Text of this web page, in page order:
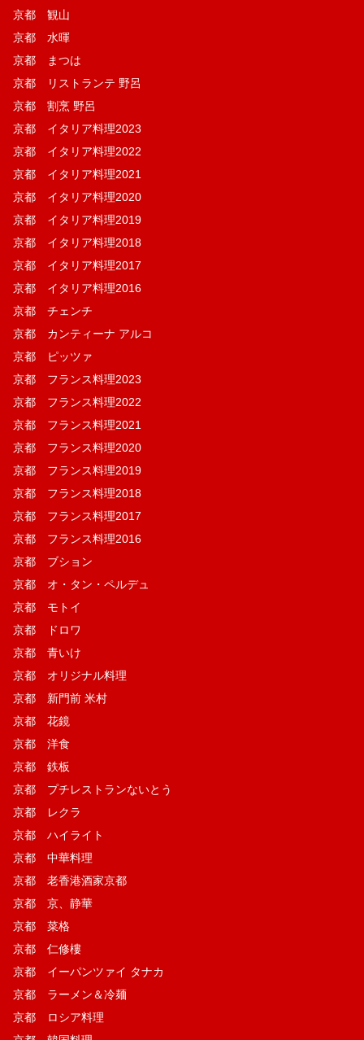
京都 観山
京都 水暉
京都 まつは
京都 リストランテ 野呂
京都 割烹 野呂
京都 イタリア料理2023
京都 イタリア料理2022
京都 イタリア料理2021
京都 イタリア料理2020
京都 イタリア料理2019
京都 イタリア料理2018
京都 イタリア料理2017
京都 イタリア料理2016
京都 チェンチ
京都 カンティーナ アルコ
京都 ピッツァ
京都 フランス料理2023
京都 フランス料理2022
京都 フランス料理2021
京都 フランス料理2020
京都 フランス料理2019
京都 フランス料理2018
京都 フランス料理2017
京都 フランス料理2016
京都 ブション
京都 オ・タン・ペルデュ
京都 モトイ
京都 ドロワ
京都 青いけ
京都 オリジナル料理
京都 新門前 米村
京都 花鏡
京都 洋食
京都 鉄板
京都 プチレストランないとう
京都 レクラ
京都 ハイライト
京都 中華料理
京都 老香港酒家京都
京都 京、静華
京都 菜格
京都 仁修樓
京都 イーパンツァイ タナカ
京都 ラーメン＆冷麺
京都 ロシア料理